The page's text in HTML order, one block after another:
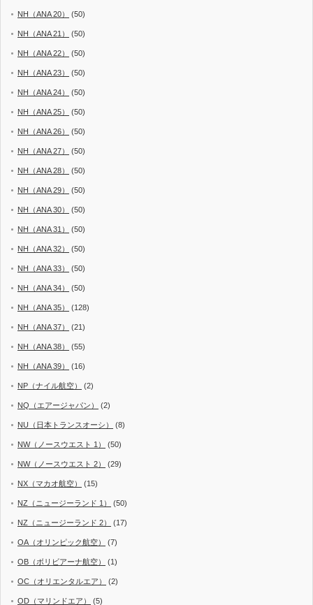
NH（ANA 20） (50)
NH（ANA 21） (50)
NH（ANA 22） (50)
NH（ANA 23） (50)
NH（ANA 24） (50)
NH（ANA 25） (50)
NH（ANA 26） (50)
NH（ANA 27） (50)
NH（ANA 28） (50)
NH（ANA 29） (50)
NH（ANA 30） (50)
NH（ANA 31） (50)
NH（ANA 32） (50)
NH（ANA 33） (50)
NH（ANA 34） (50)
NH（ANA 35） (128)
NH（ANA 37） (21)
NH（ANA 38） (55)
NH（ANA 39） (16)
NP（ナイル航空） (2)
NQ（エアージャパン） (2)
NU（日本トランスオーシ） (8)
NW（ノースウエスト 1） (50)
NW（ノースウエスト 2） (29)
NX（マカオ航空） (15)
NZ（ニュージーランド 1） (50)
NZ（ニュージーランド 2） (17)
OA（オリンピック航空） (7)
OB（ボリビアーナ航空） (1)
OC（オリエンタルエア） (2)
OD（マリンドエア） (5)